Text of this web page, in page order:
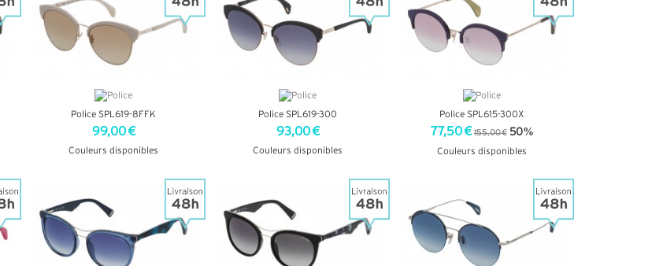
Police SPL619-8FFK
99,00 €
Couleurs disponibles
Police SPL619-300
93,00 €
Couleurs disponibles
Police SPL615-300X
77,50 € 155,00 € 50%
Couleurs disponibles